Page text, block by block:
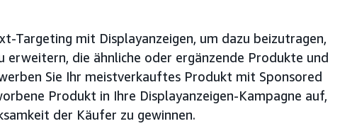
Targeting mit Displayanzeigen, um dazu beizutragen,
erweitern, die ähnliche oder ergänzende Produkte und
Sie Ihr meistverkauftes Produkt mit Sponsored
Produkt in Ihre Displayanzeigen-Kampagne auf,
der Käufer zu gewinnen.